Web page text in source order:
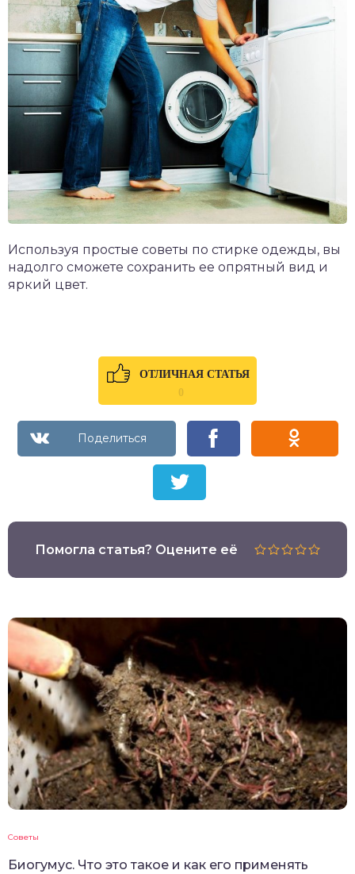
Используя простые советы по стирке одежды, вы
надолго сможете сохранить ее опрятный вид и
яркий цвет.
ОТЛИЧНАЯ СТАТЬЯ
0
Помогла статья? Оцените её
Советы
Биогумус. Что это такое и как его применять